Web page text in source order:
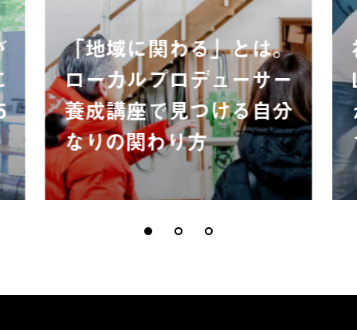
「地域に関わる」とは。
ローカルプロデューサー
養成講座で見つける自分
なりの関わり方